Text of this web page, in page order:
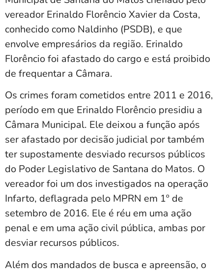
vereador Erinaldo Florêncio Xavier da Costa,
conhecido como Naldinho (PSDB), e que
envolve empresários da região. Erinaldo
Florêncio foi afastado do cargo e está proibido
de frequentar a Câmara.
Os crimes foram cometidos entre 2011 e 2016,
período em que Erinaldo Florêncio presidiu a
Câmara Municipal. Ele deixou a função após
ser afastado por decisão judicial por também
ter supostamente desviado recursos públicos
do Poder Legislativo de Santana do Matos. O
vereador foi um dos investigados na operação
Infarto, deflagrada pelo MPRN em 1º de
setembro de 2016. Ele é réu em uma ação
penal e em uma ação civil pública, ambas por
desviar recursos públicos.
Além dos mandados de busca e apreensão, o